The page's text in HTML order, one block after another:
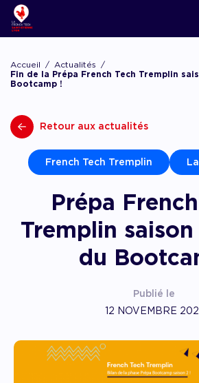
Les groupes
Agenda
Les appels
Appel à
Lyon Start Up
Offres
Panoramas
Chatbot
Chatbot
Accueil
Actualités
Fin de la Prépa French Tech Tremplin
Bootcamp !
Retour aux actualités
French Tech Tremplin
Prépa
Tremplin
du
Publié le
12 NOVEMBRE